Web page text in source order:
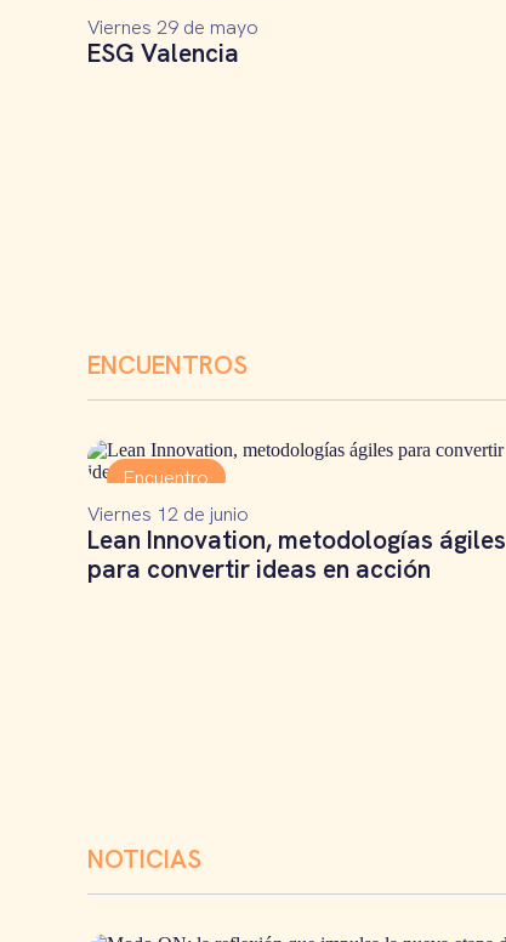
ESG Valencia
Viernes 29 de mayo
ENCUENTROS
Encuentro
Lean Innovation, metodologías ágiles
para convertir ideas en acción
Viernes 12 de junio
NOTICIAS